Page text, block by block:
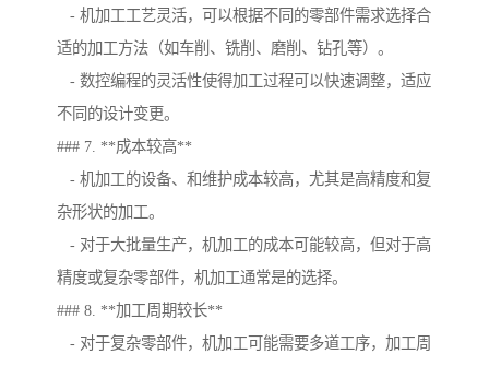
- 机加工工艺灵活，可以根据不同的零部件需求选择合
适的加工方法（如车削、铣削、磨削、钻孔等）。
- 数控编程的灵活性使得加工过程可以快速调整，适应
不同的设计变更。
### 7. **成本较高**
- 机加工的设备、和维护成本较高，尤其是高精度和复
杂形状的加工。
- 对于大批量生产，机加工的成本可能较高，但对于高
精度或复杂零部件，机加工通常是的选择。
### 8. **加工周期较长**
- 对于复杂零部件，机加工可能需要多道工序，加工周